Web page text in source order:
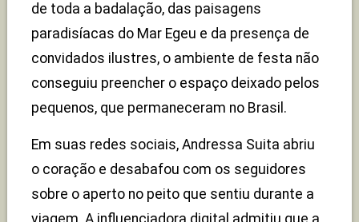
de toda a badalação, das paisagens
paradisíacas do Mar Egeu e da presença de
convidados ilustres, o ambiente de festa não
conseguiu preencher o espaço deixado pelos
pequenos, que permaneceram no Brasil.
Em suas redes sociais, Andressa Suita abriu
o coração e desabafou com os seguidores
sobre o aperto no peito que sentiu durante a
viagem. A influenciadora digital admitiu que a